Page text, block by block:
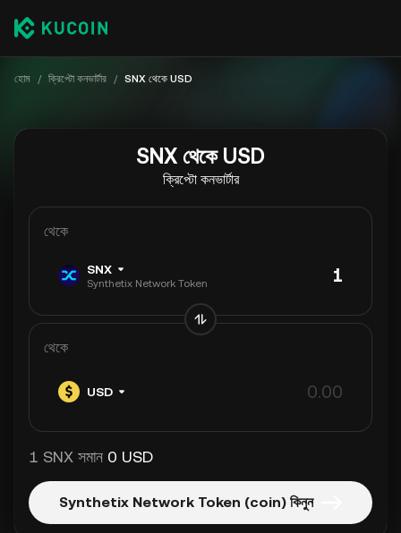
হোম / ক্রিপ্টো কনভার্টার / SNX থেকে USD
SNX থেকে USD
ক্রিপ্টো কনভার্টার
থেকে
SNX
Synthetix Network Token
থেকে
USD
1 SNX সমান 0 USD
Synthetix Network Token (coin) কিনুন